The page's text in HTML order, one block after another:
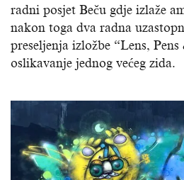
radni posjet Beču gdje izlaže
nakon toga dva radna
preseljenja izložbe “Lens,
oslikavanje jednog većeg zida.